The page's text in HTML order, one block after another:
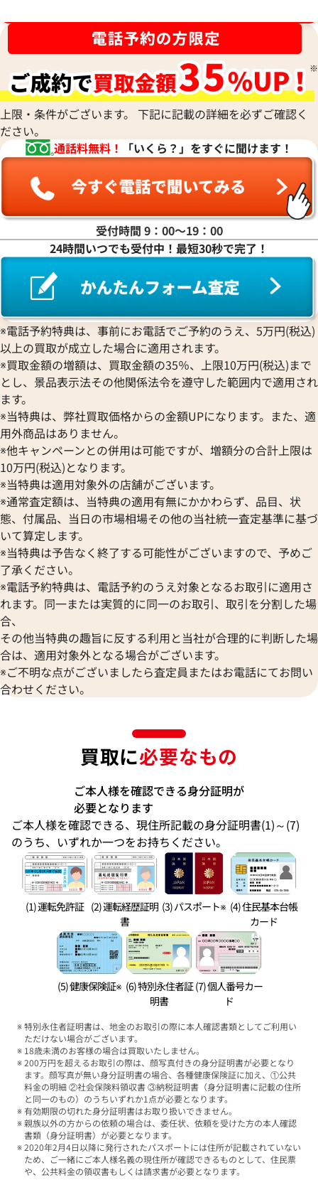
ハ行
マ行
ヤ行
ワ行
上限・条件がございます。 下記に記載の詳細を必ずご確認く
ださい。
通話料無料！
「いくら？」をすぐに聞けます！
受付時間 9：00〜19：00
24時間いつでも受付中！最短30秒で完了！
※電話予約特典は、事前にお電話でご予約のうえ、5万円(税込)
以上の買取が成立した場合に適用されます。
※買取金額の増額は、買取金額の35％、上限10万円(税込)まで
とし、景品表示法その他関係法令を遵守した範囲内で適用され
ます。
※当特典は、弊社買取価格からの金額UPになります。また、適
用外商品はありません。
※他キャンペーンとの併用は可能ですが、増額分の合計上限は
10万円(税込)となります。
※当特典は適用対象外の店舗がございます。
※通常査定額は、当特典の適用有無にかかわらず、品目、状
態、付属品、当日の市場相場その他の当社統一査定基準に基づ
いて算定します。
※当特典は予告なく終了する可能性がございますので、予めご
了承ください。
※電話予約特典は、電話予約のうえ対象となるお取引に適用さ
れます。同一または実質的に同一のお取引、取引を分割した場
合、
その他当特典の趣旨に反する利用と当社が合理的に判断した場
合は、適用対象外となる場合がございます。
※ご不明な点がございましたら査定員またはお電話にてお問い
合わせください。
買取に必要なもの
ご本人様を確認できる身分証明が
必要となります
ご本人様を確認できる、現住所記載の身分証明書(1)～(7)
のうち、いずれか一つをお持ちください。
(1) 運転免許証 (2) 運転経歴証明
書
(3) パスポート※ (4) 住民基本台帳
カード
(5) 健康保険証※ (6) 特別永住者証
明書
(7) 個人番号カー
ド
特別永住者証明書は、地金のお取引の際に本人確認書類としてご利用い
ただけない場合がございます。
18歳未満のお客様の場合は買取いたしません。
200万円を超えるお取引の際は、顔写真付きの身分証明書が必要となり
ます。顔写真が無い身分証明書の場合、各種健康保険証に加え、①公共
料金の明細 ②社会保険料領収書 ③納税証明書（身分証明書に記載の住所
と同一のもの）のうちいずれか1点が必要となります。
有効期限の切れた身分証明書はお取り扱いできません。
親族以外の方からの依頼の場合は、委任状、依頼を受けた方の本人確認
書類（身分証明書）が必要となります。
2020年2月4日以降に発行されたパスポートには住所が記載されていない
ため、ご一緒にご本人様名義の現住所が確認できるものとして、住民票
や、公共料金の領収書もしくは請求書が必要となります。